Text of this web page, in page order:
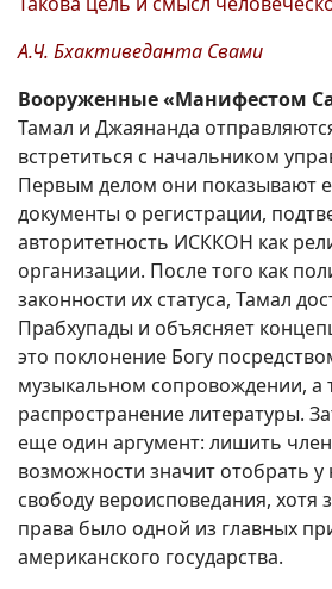
А.Ч. Бхактиведанта Свами
Вооруженные «Манифестом
Тамал и Джаянанда
встретиться с начальником
Первым делом они показывают
документы о регистрации,
авторитетность ИСККОН как
организации. После того как
законности их статуса, Тамал
Прабхупады и объясняет
это поклонение Богу
музыкальном сопровождении, а
распространение литературы.
еще один аргумент: лишить
возможности значит отобрать у
свободу вероисповедания, хотя
права было одной из главных
американского государства.